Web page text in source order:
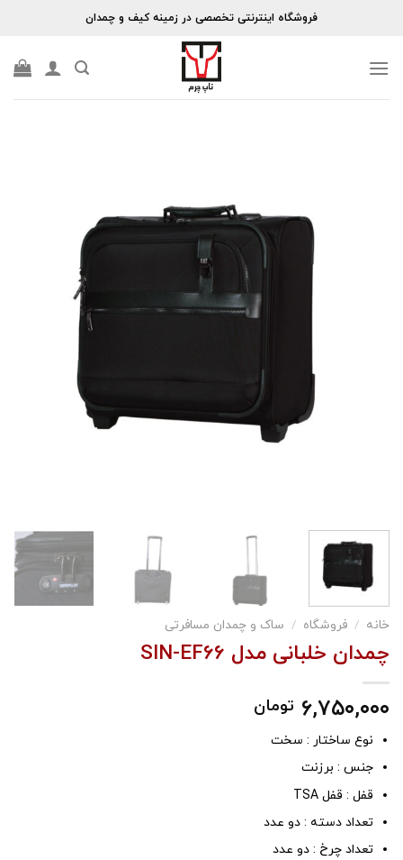
فروشگاه اینترنتی تخصصی در زمینه کیف و چمدان
خانه / فروشگاه / ساک و چمدان مسافرتی
چمدان خلبانی مدل SIN-EF66
۶,۷۵۰,۰۰۰ تومان
نوع ساختار : سخت
جنس : برزنت
قفل : قفل TSA
تعداد دسته : دو عدد
تعداد چرخ : دو عدد